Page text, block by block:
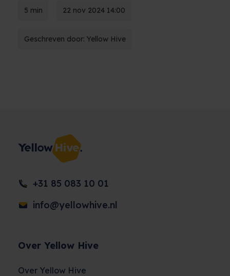
5 min 22 nov 2024 14:00
Geschreven door: Yellow Hive
+31 85 083 10 01
info@yellowhive.nl
Over Yellow Hive
Over Yellow Hive